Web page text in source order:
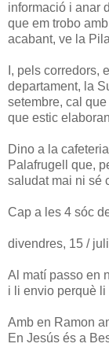
informació i anar
que em trobo
acabant, ve la
I, pels corredors,
departament, la
setembre, cal
que estic
Dino a la
Palafrugell que,
saludat mai ni sé
Cap a les 4 sóc
divendres, 15 /
Al matí passo en
i li envio perquè
Amb en Ramon
En Jesús és a